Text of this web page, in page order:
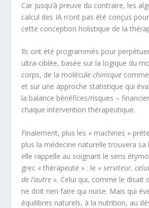
Car jusqu’à preuve du contraire, les
calcul des IA n’ont pas été conçus
cette conception holistique de la
Ils ont été programmés pour
ultra-ciblée, basée sur la logique du
corps, de la molécule chimique
et sur une approche statistique qui
la balance bénéfices/risques –
chaque intervention thérapeutique.
Finalement, plus les « machines »
plus la médecine naturelle trouvera sa
elle rappelle au soignant le sens
grec « thérapeute » : le «serviteur,
de l’autre ». Celui qui, comme le disait
ne doit rien faire qui nuise. Mais qui
équilibres naturels, à la nutrition, au